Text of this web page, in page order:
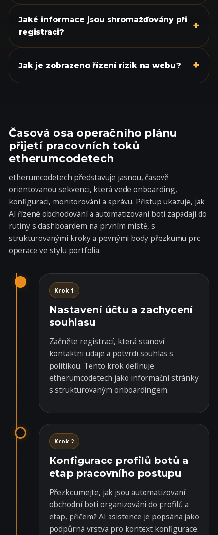
Jaké informace jsou shromažďovány při
registraci?
+
Jak je zobrazeno řízení rizik na webu? +
Časová osa operačního plánu
přijetí pracovních toků
etherumcodetech
etherumcodetech představuje jasnou, časově
orientovanou sekvenci, která vede onboarding,
konfiguraci, monitorování a správu. Přístup ukazuje, jak
AI řízené obchodování a automatizovaní boti zapadají do
rutiny s dashboardem na prvním místě, s
strukturovanými kroky a pevnými body přezkumu pro
operace ve stylu portfolia.
Krok 1
Nastavení účtu a zachycení
souhlasu
Začněte registrací, která stanoví
kontaktní údaje a potvrdí souhlas s
politikou. Tento krok definuje
etherumcodetech jako informační stránky
s strukturovaným onboardingem.
Krok 2
Konfigurace profilů botů a
etap pracovního postupu
Přezkoumejte, jak jsou automatizovaní
obchodní boti organizováni do profilů a
etap, přičemž AI asistence je popsána jako
podpůrná vrstva pro kontext konfigurace.